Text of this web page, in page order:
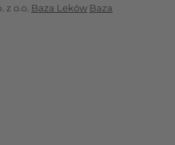
z o.o. Baza Leków Baza